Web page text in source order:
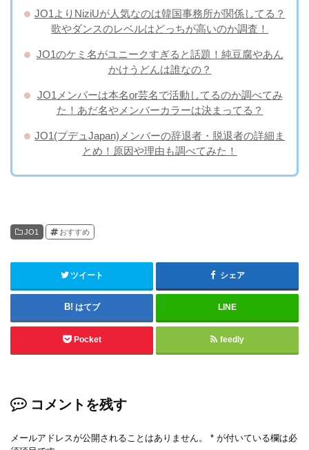
JO1よりNiziUが人気なのは韓国事務所が関係してる？
歌やダンスのレベルはどっちが高いのか調査！
JO1のケミ名がユニークすぎると話題！純豆腐やあん
かけうどんは誰なの？
JO1メンバーは本名or芸名で活動してるのか調べてみ
た！あだ名やメンバーカラーは決まってる？
JO1(プデュJapan)メンバーの辞退者・脱退者の詳細ま
とめ！原因や理由も調べてみた！
JO1 おすすめ
ツイート シェア
はてブ LINE
Pocket feedly
コメントを残す
メールアドレスが公開されることはありません。 * が付いている欄は必